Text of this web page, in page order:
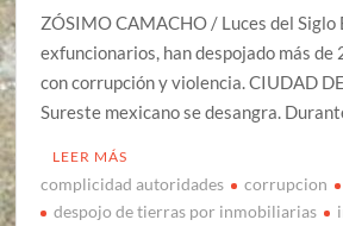
ZÓSIMO CAMACHO / Luces del Siglo
exfuncionarios, han despojado más de
con corrupción y violencia. CIUDAD
Sureste mexicano se desangra.
LEER MÁS
complicidad autoridades corrupcion
despojo de tierras por inmobiliarias